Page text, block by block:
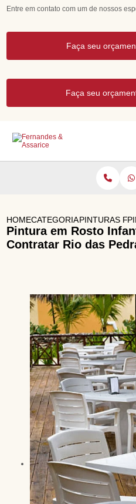
Entre em contato com um de nossos
Faça seu
Faça seu
HOMECATEGORIASPINTURAS
Pintura em Rosto
Contratar Rio das